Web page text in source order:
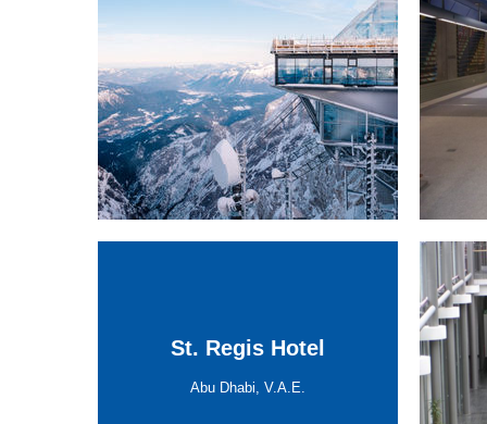
Panorama Restaurant
Zugspitze
Garmisch-Partenkirchen, Deutschland
St. Regis Hotel
Abu Dhabi, V.A.E.
St. Regis Hotel
Abu Dhabi, V.A.E.